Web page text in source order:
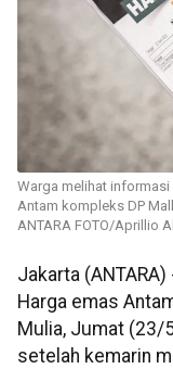
Warga melihat
Antam kompleks DP
ANTARA FOTO/Aprillio
Jakarta (ANTARA)
Harga emas
Mulia, Jumat (23/
setelah kemarin